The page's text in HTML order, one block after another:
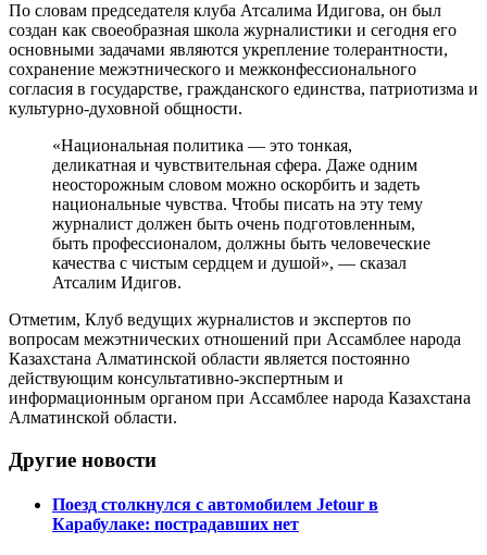
По словам председателя клуба Атсалима Идигова, он был
создан как своеобразная школа журналистики и сегодня его
основными задачами являются укрепление толерантности,
сохранение межэтнического и межконфессионального
согласия в государстве, гражданского единства, патриотизма и
культурно-духовной общности.
«Национальная политика — это тонкая,
деликатная и чувствительная сфера. Даже одним
неосторожным словом можно оскорбить и задеть
национальные чувства. Чтобы писать на эту тему
журналист должен быть очень подготовленным,
быть профессионалом, должны быть человеческие
качества с чистым сердцем и душой», — сказал
Атсалим Идигов.
Отметим, Клуб ведущих журналистов и экспертов по
вопросам межэтнических отношений при Ассамблее народа
Казахстана Алматинской области является постоянно
действующим консультативно-экспертным и
информационным органом при Ассамблее народа Казахстана
Алматинской области.
Другие новости
Поезд столкнулся с автомобилем Jetour в
Карабулаке: пострадавших нет